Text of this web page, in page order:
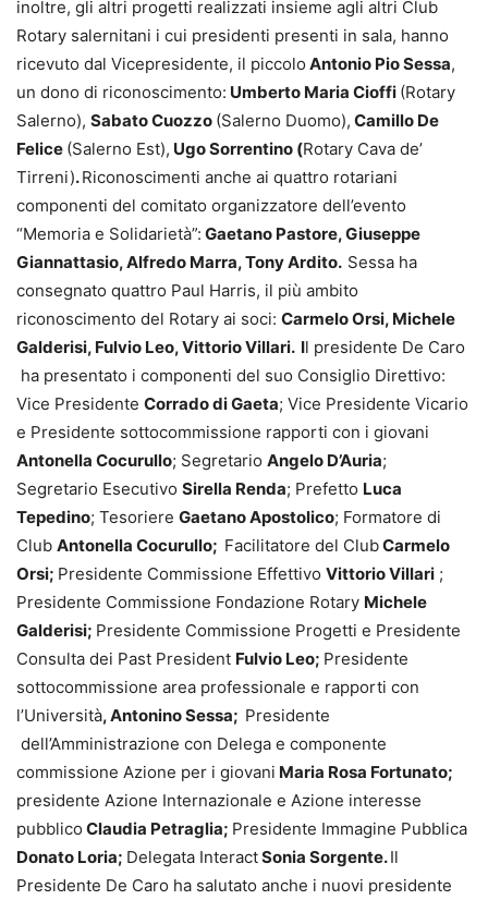
inoltre, gli altri progetti realizzati insieme agli altri Club
Rotary salernitani i cui presidenti presenti in sala, hanno
ricevuto dal Vicepresidente, il piccolo Antonio Pio Sessa,
un dono di riconoscimento: Umberto Maria Cioffi (Rotary
Salerno), Sabato Cuozzo (Salerno Duomo), Camillo De
Felice (Salerno Est), Ugo Sorrentino (Rotary Cava de’
Tirreni).Riconoscimenti anche ai quattro rotariani
componenti del comitato organizzatore dell’evento
“Memoria e Solidarietà”: Gaetano Pastore, Giuseppe
Giannattasio, Alfredo Marra, Tony Ardito. Sessa ha
consegnato quattro Paul Harris, il più ambito
riconoscimento del Rotary ai soci: Carmelo Orsi, Michele
Galderisi, Fulvio Leo, Vittorio Villari. Il presidente De Caro
ha presentato i componenti del suo Consiglio Direttivo:
Vice Presidente Corrado di Gaeta; Vice Presidente Vicario
e Presidente sottocommissione rapporti con i giovani
Antonella Cocurullo; Segretario Angelo D’Auria;
Segretario Esecutivo Sirella Renda; Prefetto Luca
Tepedino; Tesoriere Gaetano Apostolico; Formatore di
Club Antonella Cocurullo; Facilitatore del ClubCarmelo
Orsi; Presidente Commissione Effettivo Vittorio Villari ;
Presidente Commissione Fondazione Rotary Michele
Galderisi; Presidente Commissione Progetti e Presidente
Consulta dei Past President Fulvio Leo; Presidente
sottocommissione area professionale e rapporti con
l’Università, Antonino Sessa; Presidente
dell’Amministrazione con Delega e componente
commissione Azione per i giovani Maria Rosa Fortunato;
presidente Azione Internazionale e Azione interesse
pubblico Claudia Petraglia; Presidente Immagine Pubblica
Donato Loria; Delegata InteractSonia Sorgente.Il
Presidente De Caro ha salutato anche i nuovi presidente